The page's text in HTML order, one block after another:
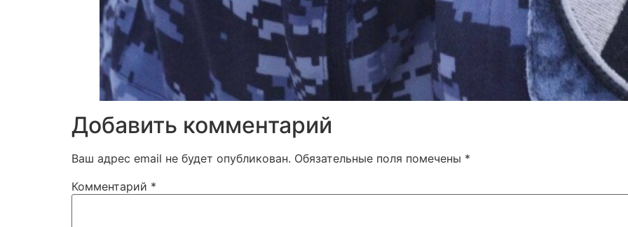
Добавить комментарий
Ваш адрес email не будет опубликован. Обязательные поля помечены *
Комментарий *